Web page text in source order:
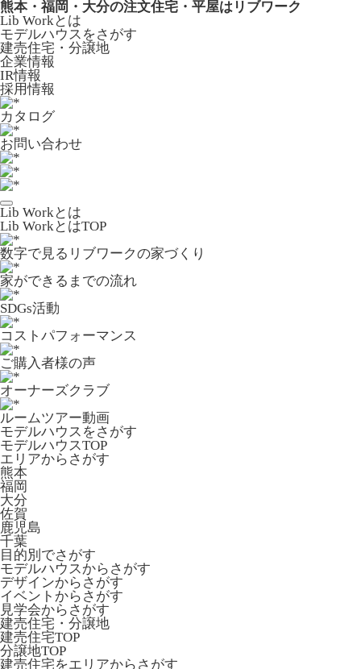
熊本・福岡・大分の注文住宅・平屋はリブワーク
Lib Workとは
モデルハウスをさがす
建売住宅・分譲地
企業情報
IR情報
採用情報
カタログ
お問い合わせ
Lib Workとは
Lib WorkとはTOP
数字で⾒るリブワークの家づくり
家ができるまでの流れ
SDGs活動
コストパフォーマンス
ご購入者様の声
オーナーズクラブ
ルームツアー動画
モデルハウスをさがす
モデルハウスTOP
エリアからさがす
熊本
福岡
大分
佐賀
鹿児島
千葉
目的別でさがす
モデルハウスからさがす
デザインからさがす
イベントからさがす
見学会からさがす
建売住宅・分譲地
建売住宅TOP
分譲地TOP
建売住宅をエリアからさがす